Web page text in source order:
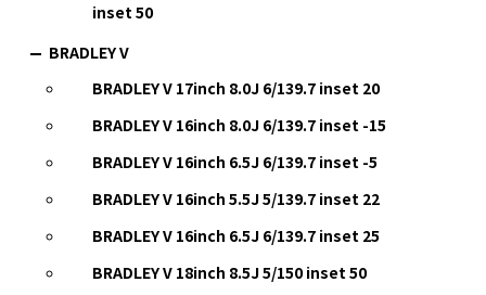
inset 50
BRADLEY V
BRADLEY V 17inch 8.0J 6/139.7 inset 20
BRADLEY V 16inch 8.0J 6/139.7 inset -15
BRADLEY V 16inch 6.5J 6/139.7 inset -5
BRADLEY V 16inch 5.5J 5/139.7 inset 22
BRADLEY V 16inch 6.5J 6/139.7 inset 25
BRADLEY V 18inch 8.5J 5/150 inset 50